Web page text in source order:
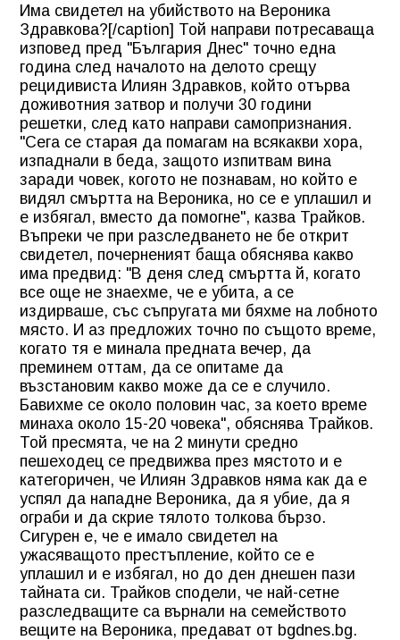
Има свидетел на убийството на Вероника
Здравкова?[/caption] Той направи потресаваща
изповед пред "България Днес" точно една
година след началото на делото срещу
рецидивиста Илиян Здравков, който отърва
доживотния затвор и получи 30 години
решетки, след като направи самопризнания.
"Сега се старая да помагам на всякакви хора,
изпаднали в беда, защото изпитвам вина
заради човек, когото не познавам, но който е
видял смъртта на Вероника, но се е уплашил и
е избягал, вместо да помогне", казва Трайков.
Въпреки че при разследването не бе открит
свидетел, почерненият баща обяснява какво
има предвид: "В деня след смъртта й, когато
все още не знаехме, че е убита, а се
издирваше, със съпругата ми бяхме на лобното
място. И аз предложих точно по същото време,
когато тя е минала предната вечер, да
преминем оттам, да се опитаме да
възстановим какво може да се е случило.
Бавихме се около половин час, за което време
минаха около 15-20 човека", обяснява Трайков.
Той пресмята, че на 2 минути средно
пешеходец се предвижва през мястото и е
категоричен, че Илиян Здравков няма как да е
успял да нападне Вероника, да я убие, да я
ограби и да скрие тялото толкова бързо.
Сигурен е, че е имало свидетел на
ужасяващото престъпление, който се е
уплашил и е избягал, но до ден днешен пази
тайната си. Трайков сподели, че най-сетне
разследващите са върнали на семейството
вещите на Вероника, предават от bgdnes.bg.